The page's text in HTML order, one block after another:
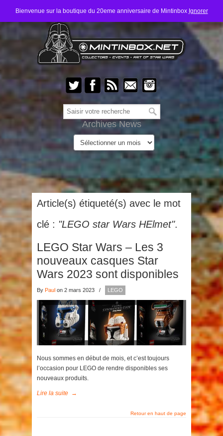
Bienvenue sur la boutique du 20eme anniversaire de Mintinbox Ignorer
Archives News
Article(s) étiqueté(s) avec le mot
clé : "LEGO star Wars HElmet".
LEGO Star Wars – Les 3
nouveaux casques Star
Wars 2023 sont disponibles
By Paul on 2 mars 2023 / LEGO
Nous sommes en début de mois, et c’est toujours
l’occasion pour LEGO de rendre disponibles ses
nouveaux produits.
Lire la suite →
Retour en haut de page